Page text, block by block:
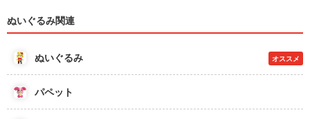
ぬいぐるみ関連
ぬいぐるみ オススメ
パペット